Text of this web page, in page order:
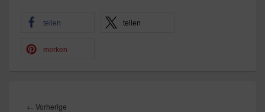
teilen teilen
merken
← Vorherige